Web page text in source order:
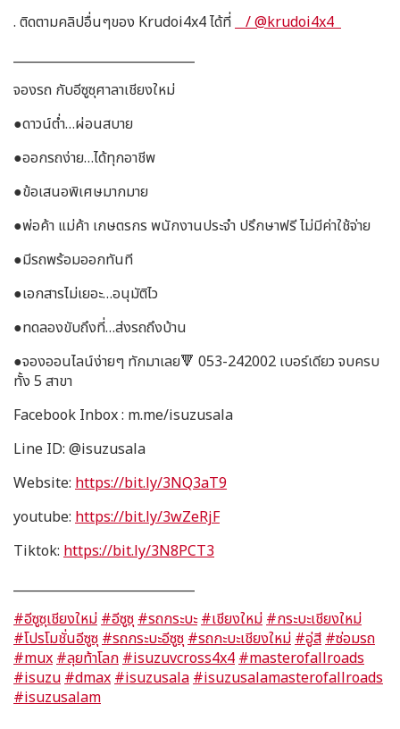
. ติดตามคลิปอื่นๆของ Krudoi4x4 ได้ที่ / @krudoi4x4
_____________________________
จองรถ กับอีซูซุศาลาเชียงใหม่
●ดาวน์ต่ำ…ผ่อนสบาย
●ออกรถง่าย…ได้ทุกอาชีพ
●ข้อเสนอพิเศษมากมาย
●พ่อค้า แม่ค้า เกษตรกร พนักงานประจำ ปรึกษาฟรี ไม่มีค่าใช้จ่าย
●มีรถพร้อมออกทันที
●เอกสารไม่เยอะ…อนุมัติไว
●ทดลองขับถึงที่…ส่งรถถึงบ้าน
●จองออนไลน์ง่ายๆ ทักมาเลย🔻 053-242002 เบอร์เดียว จบครบ
ทั้ง 5 สาขา
Facebook Inbox : m.me/isuzusala
Line ID: @isuzusala
Website: https://bit.ly/3NQ3aT9
youtube: https://bit.ly/3wZeRjF
Tiktok: https://bit.ly/3N8PCT3
_____________________________
#อีซูซุเชียงใหม่#อีซูซุ#รถกระบะ#เชียงใหม่#กระบะเชียงใหม่
#โปรโมชั่นอีซูซุ#รถกระบะอีซูซุ#รถกะบะเชียงใหม่#อู่สี#ซ่อมรถ
#mux#ลุยท้าโลก#isuzuvcross4x4#masterofallroads
#isuzu#dmax#isuzusala#isuzusalamasterofallroads
#isuzusalam